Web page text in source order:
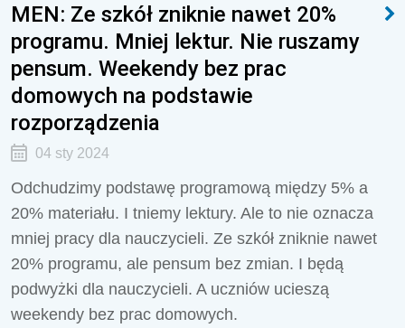
MEN: Ze szkół zniknie nawet 20%
programu. Mniej lektur. Nie ruszamy
pensum. Weekendy bez prac
domowych na podstawie
rozporządzenia
04 sty 2024
Odchudzimy podstawę programową między 5% a
20% materiału. I tniemy lektury. Ale to nie oznacza
mniej pracy dla nauczycieli. Ze szkół zniknie nawet
20% programu, ale pensum bez zmian. I będą
podwyżki dla nauczycieli. A uczniów ucieszą
weekendy bez prac domowych.